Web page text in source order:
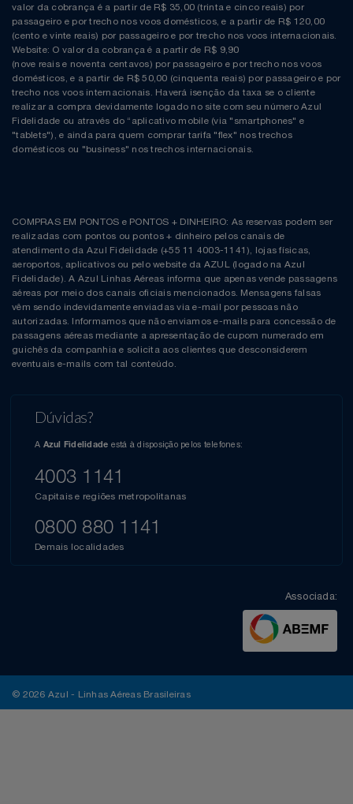
valor da cobrança é a partir de R$ 35,00 (trinta e cinco reais) por
passageiro e por trecho nos voos domésticos, e a partir de R$ 120,00
(cento e vinte reais) por passageiro e por trecho nos voos internacionais.
Website: O valor da cobrança é a partir de R$ 9,90
(nove reais e noventa centavos) por passageiro e por trecho nos voos
domésticos, e a partir de R$ 50,00 (cinquenta reais) por passageiro e por
trecho nos voos internacionais. Haverá isenção da taxa se o cliente
realizar a compra devidamente logado no site com seu número Azul
Fidelidade ou através do “aplicativo mobile (via "smartphones" e
"tablets"), e ainda para quem comprar tarifa "flex" nos trechos
domésticos ou "business" nos trechos internacionais.
COMPRAS EM PONTOS e PONTOS + DINHEIRO: As reservas podem ser
realizadas com pontos ou pontos + dinheiro pelos canais de
atendimento da Azul Fidelidade (+55 11 4003-1141), lojas físicas,
aeroportos, aplicativos ou pelo website da AZUL (logado na Azul
Fidelidade). A Azul Linhas Aéreas informa que apenas vende passagens
aéreas por meio dos canais oficiais mencionados. Mensagens falsas
vêm sendo indevidamente enviadas via e-mail por pessoas não
autorizadas. Informamos que não enviamos e-mails para concessão de
passagens aéreas mediante a apresentação de cupom numerado em
guichês da companhia e solicita aos clientes que desconsiderem
eventuais e-mails com tal conteúdo.
Dúvidas?
A Azul Fidelidade está à disposição pelos telefones:
4003 1141
Capitais e regiões metropolitanas
0800 880 1141
Demais localidades
Associada:
© 2026 Azul - Linhas Aéreas Brasileiras